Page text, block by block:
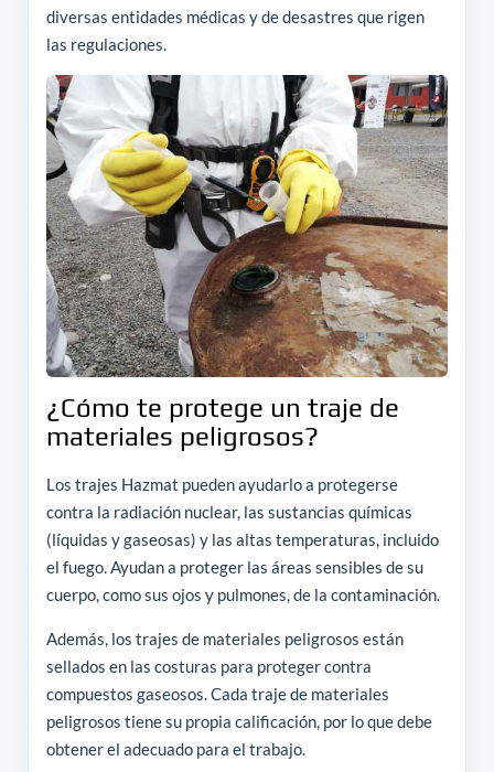
diversas entidades médicas y de desastres que rigen
las regulaciones.
¿Cómo te protege un traje de
materiales peligrosos?
Los trajes Hazmat pueden ayudarlo a protegerse
contra la radiación nuclear, las sustancias químicas
(líquidas y gaseosas) y las altas temperaturas, incluido
el fuego. Ayudan a proteger las áreas sensibles de su
cuerpo, como sus ojos y pulmones, de la contaminación.
Además, los trajes de materiales peligrosos están
sellados en las costuras para proteger contra
compuestos gaseosos. Cada traje de materiales
peligrosos tiene su propia calificación, por lo que debe
obtener el adecuado para el trabajo.